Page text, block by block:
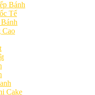
Bánh
Tế
Cao
Cake